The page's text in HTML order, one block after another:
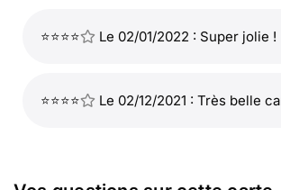
⭐⭐⭐⭐ Le 02/01/2022 : Super jolie !
⭐⭐⭐⭐ Le 02/12/2021 : Très belle